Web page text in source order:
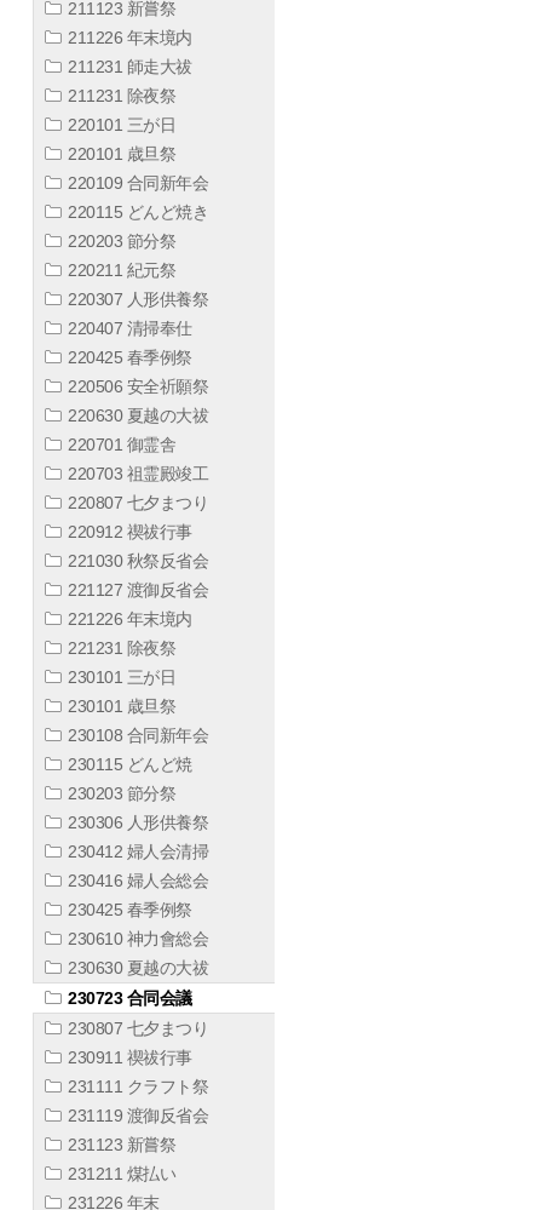
211123 新嘗祭
211226 年末境内
211231 師走大祓
211231 除夜祭
220101 三が日
220101 歳旦祭
220109 合同新年会
220115 どんど焼き
220203 節分祭
220211 紀元祭
220307 人形供養祭
220407 清掃奉仕
220425 春季例祭
220506 安全祈願祭
220630 夏越の大祓
220701 御霊舎
220703 祖霊殿竣工
220807 七夕まつり
220912 禊祓行事
221030 秋祭反省会
221127 渡御反省会
221226 年末境内
221231 除夜祭
230101 三が日
230101 歳旦祭
230108 合同新年会
230115 どんど焼
230203 節分祭
230306 人形供養祭
230412 婦人会清掃
230416 婦人会総会
230425 春季例祭
230610 神力會総会
230630 夏越の大祓
230723 合同会議
230807 七夕まつり
230911 禊祓行事
231111 クラフト祭
231119 渡御反省会
231123 新嘗祭
231211 煤払い
231226 年末